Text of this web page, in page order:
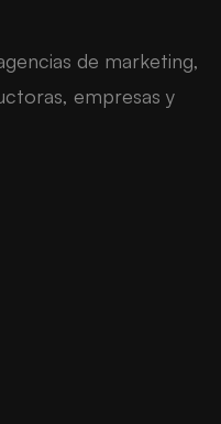
de marketing,
empresas y